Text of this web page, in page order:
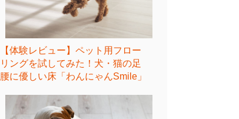
【体験レビュー】ペット用フロー
リングを試してみた！犬・猫の足
腰に優しい床「わんにゃんSmile」